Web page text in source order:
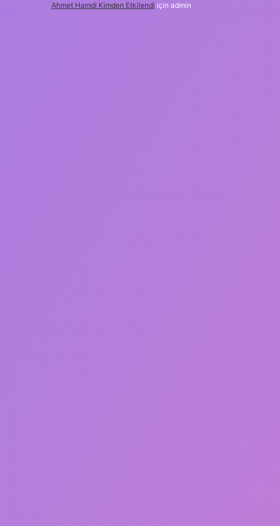
Ahmet Hamdi Kimden Etkilendi için admin